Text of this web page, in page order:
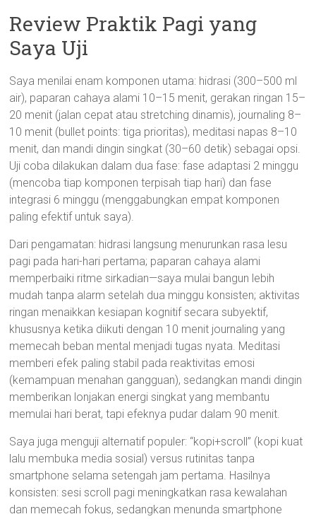
Review Praktik Pagi yang
Saya Uji
Saya menilai enam komponen utama: hidrasi (300–500 ml
air), paparan cahaya alami 10–15 menit, gerakan ringan 15–
20 menit (jalan cepat atau stretching dinamis), journaling 8–
10 menit (bullet points: tiga prioritas), meditasi napas 8–10
menit, dan mandi dingin singkat (30–60 detik) sebagai opsi.
Uji coba dilakukan dalam dua fase: fase adaptasi 2 minggu
(mencoba tiap komponen terpisah tiap hari) dan fase
integrasi 6 minggu (menggabungkan empat komponen
paling efektif untuk saya).
Dari pengamatan: hidrasi langsung menurunkan rasa lesu
pagi pada hari-hari pertama; paparan cahaya alami
memperbaiki ritme sirkadian—saya mulai bangun lebih
mudah tanpa alarm setelah dua minggu konsisten; aktivitas
ringan menaikkan kesiapan kognitif secara subyektif,
khususnya ketika diikuti dengan 10 menit journaling yang
memecah beban mental menjadi tugas nyata. Meditasi
memberi efek paling stabil pada reaktivitas emosi
(kemampuan menahan gangguan), sedangkan mandi dingin
memberikan lonjakan energi singkat yang membantu
memulai hari berat, tapi efeknya pudar dalam 90 menit.
Saya juga menguji alternatif populer: “kopi+scroll” (kopi kuat
lalu membuka media sosial) versus rutinitas tanpa
smartphone selama setengah jam pertama. Hasilnya
konsisten: sesi scroll pagi meningkatkan rasa kewalahan
dan memecah fokus, sedangkan menunda smartphone